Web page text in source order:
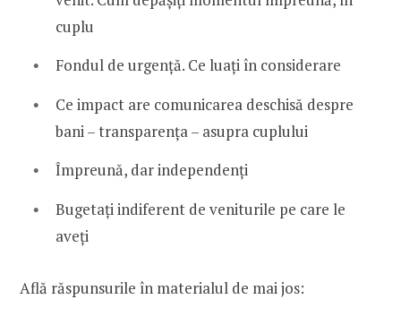
cuplu
Fondul de urgență. Ce luați în considerare
Ce impact are comunicarea deschisă despre
bani – transparența – asupra cuplului
Împreună, dar independenți
Bugetați indiferent de veniturile pe care le
aveți
Află răspunsurile în materialul de mai jos: